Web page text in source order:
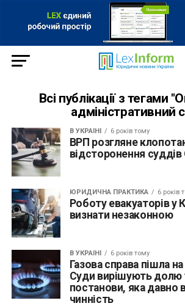
Всі публікації з тегами
адміністративний
В УКРАЇНІ 6 років тому
ВРП розгляне
відсторонення
ЮРИДИЧНА ПРАКТИКА 6 років
Роботу евакуаторів у
визнати незаконною
В УКРАЇНІ 6 років тому
Газова справа пішла
Суди вирішують долю
постанови, яка давно
чинність